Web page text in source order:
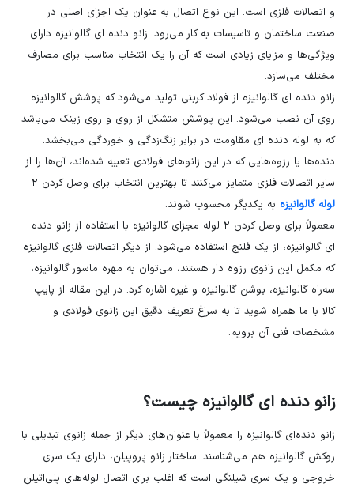
و اتصالات فلزی است. این نوع اتصال به عنوان یک اجزای اصلی در
صنعت ساختمان و تاسیسات به کار می‌رود. زانو دنده ای گالوانیزه دارای
ویژگی‌ها و مزایای زیادی است که آن را یک انتخاب مناسب برای مصارف
مختلف می‌سازد.
زانو دنده ای گالوانیزه از فولاد کربنی تولید می‌شود که پوشش گالوانیزه
روی آن نصب می‌شود. این پوشش متشکل از روی و روی زینک می‌باشد
که به لوله دنده ای مقاومت در برابر زنگ‌زدگی و خوردگی می‌بخشد.
دنده‌ها یا رزوه‌هایی که در این زانوهای فولادی تعبیه شده‌اند، آن‌ها را از
سایر اتصالات فلزی متمایز می‌کنند تا بهترین انتخاب برای وصل کردن ۲
لوله گالوانیزه به یکدیگر محسوب شوند.
معمولاً برای وصل کردن ۲ لوله مجزای گالوانیزه با استفاده از زانو دنده
ای گالوانیزه، از یک فلنج استفاده می‌شود. از دیگر اتصالات فلزی گالوانیزه
که مکمل این زانوی رزوه دار هستند، می‌توان به مهره ماسور گالوانیزه،
سه‌راه گالوانیزه، بوشن گالوانیزه و غیره اشاره کرد. در این مقاله از پایپ
کالا با ما همراه شوید تا به سراغ تعریف دقیق این زانوی فولادی و
مشخصات فنی آن برویم.
زانو دنده ای گالوانیزه چیست؟
زانو دنده‌ای گالوانیزه را معمولاً با عنوان‌های دیگر از جمله زانوی تبدیلی با
روکش گالوانیزه هم می‌شناسند. ساختار زانو پروپیلن، دارای یک سری
خروجی و یک سری شیلنگی است که اغلب برای اتصال لوله‌های پلی‌اتیلن